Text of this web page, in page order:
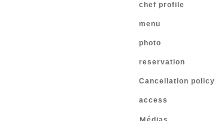
chef profile
menu
photo
reservation
Cancellation policy
access